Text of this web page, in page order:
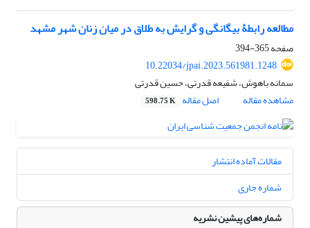
مطالعه رابطۀ بیگانگی و گرایش به طلاق در میان زنان شهر مشهد
صفحه365-394
10.22034/jpai.2023.561981.1248
سمانه باهوش، شفیعه قدرتی، حسین قدرتی
مشاهده مقاله
اصل مقاله 598.75 K
مقالات آماده انتشار
شماره جاری
شماره‌های پیشین نشریه